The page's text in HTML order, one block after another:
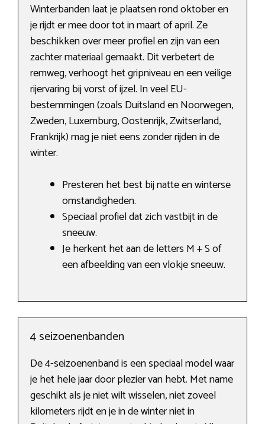
Winterbanden laat je plaatsen rond oktober en
je rijdt er mee door tot in maart of april. Ze
beschikken over meer profiel en zijn van een
zachter materiaal gemaakt. Dit verbetert de
remweg, verhoogt het gripniveau en een veilige
rijervaring bij vorst of ijzel. In veel EU-
bestemmingen (zoals Duitsland en Noorwegen,
Zweden, Luxemburg, Oostenrijk, Zwitserland,
Frankrijk) mag je niet eens zonder rijden in de
winter.
Presteren het best bij natte en winterse
omstandigheden.
Speciaal profiel dat zich vastbijt in de
sneeuw.
Je herkent het aan de letters M + S of
een afbeelding van een vlokje sneeuw.
4 seizoenenbanden
De 4-seizoenenband is een speciaal model waar
je het hele jaar door plezier van hebt. Met name
geschikt als je niet wilt wisselen, niet zoveel
kilometers rijdt en je in de winter niet in